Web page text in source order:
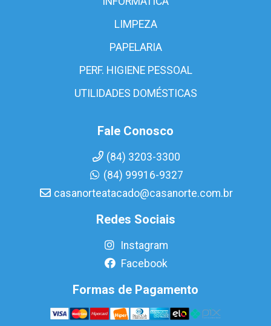
LIMPEZA
PAPELARIA
PERF. HIGIENE PESSOAL
UTILIDADES DOMÉSTICAS
Fale Conosco
(84) 3203-3300
(84) 99916-9327
casanorteatacado@casanorte.com.br
Redes Sociais
Instagram
Facebook
Formas de Pagamento